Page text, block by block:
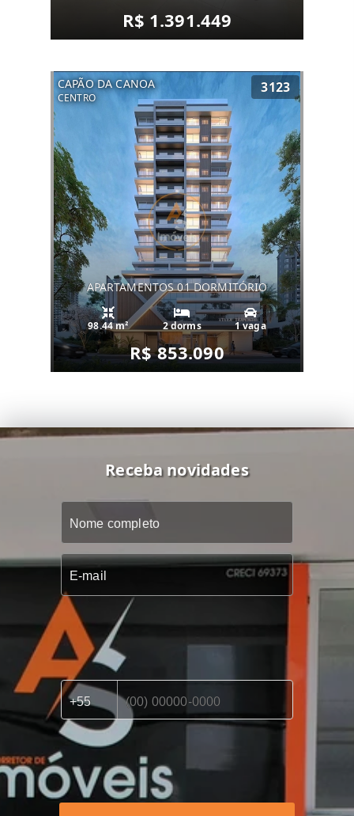
R$ 1.391.449
CAPÃO DA CANOA
CENTRO
3123
APARTAMENTOS 01 DORMITÓRIO
98.44 m² 2 dorms 1 vaga
R$ 853.090
Receba novidades